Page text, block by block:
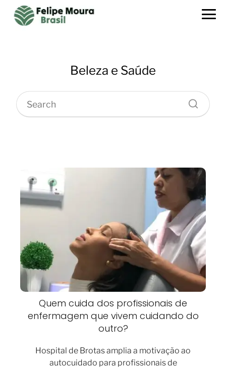
Beleza e Saúde
Quem cuida dos profissionais de
enfermagem que vivem cuidando do
outro?
Hospital de Brotas amplia a motivação ao
autocuidado para profissionais de